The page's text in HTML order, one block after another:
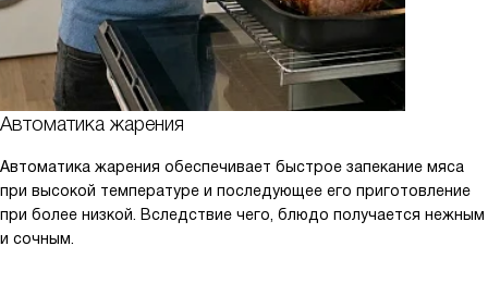
Автоматика жарения
Автоматика жарения обеспечивает быстрое запекание мяса
при высокой температуре и последующее его приготовление
при более низкой. Вследствие чего, блюдо получается нежным
и сочным.